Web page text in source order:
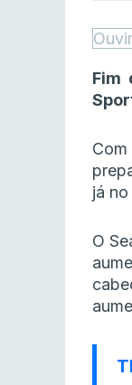
Ouvir
Fim
já
O